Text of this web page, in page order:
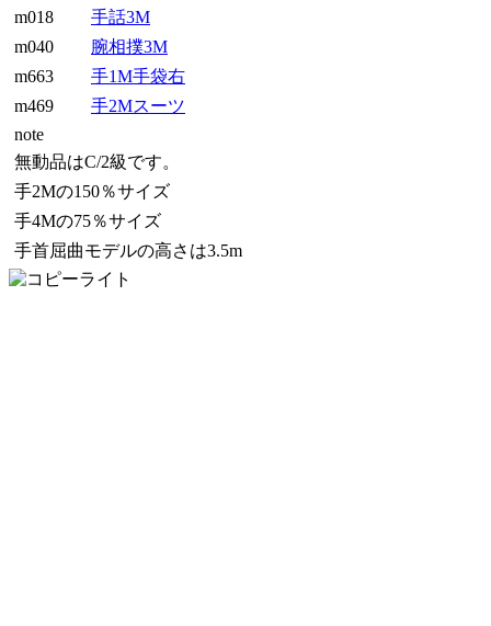
m018
手話3M
m040
腕相撲3M
m663
手1M手袋右
m469
手2Mスーツ
note
無動品はC/2級です。
手2Mの150％サイズ
手4Mの75％サイズ
手首屈曲モデルの高さは3.5m